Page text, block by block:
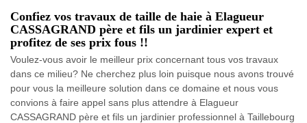
Confiez vos travaux de taille de haie à Elagueur
CASSAGRAND père et fils un jardinier expert et
profitez de ses prix fous !!
Voulez-vous avoir le meilleur prix concernant tous vos travaux
dans ce milieu? Ne cherchez plus loin puisque nous avons trouvé
pour vous la meilleure solution dans ce domaine et nous vous
convions à faire appel sans plus attendre à Elagueur
CASSAGRAND père et fils un jardinier professionnel à Taillebourg